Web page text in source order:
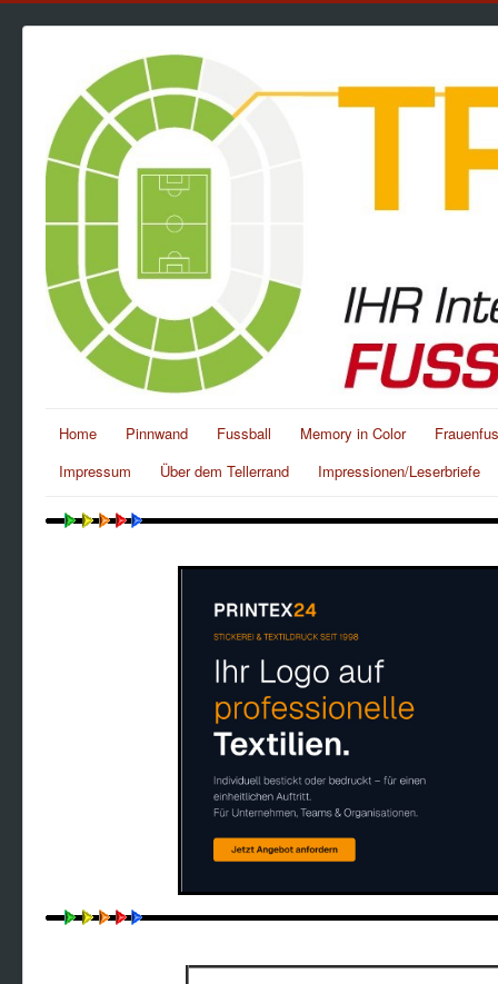
Home Pinnwand Fussball Memory in Color
Impressum
Über dem Tellerrand Impressionen/Leserbriefe